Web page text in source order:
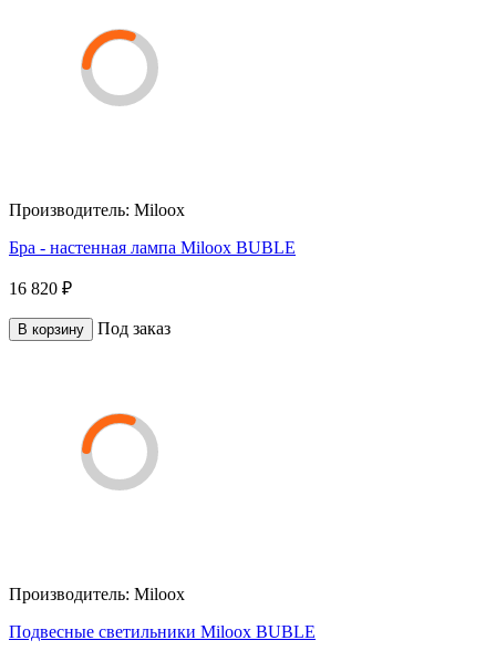
Производитель: Miloox
Бра - настенная лампа Miloox BUBLE
16 820 ₽
В корзину Под заказ
Производитель: Miloox
Подвесные светильники Miloox BUBLE